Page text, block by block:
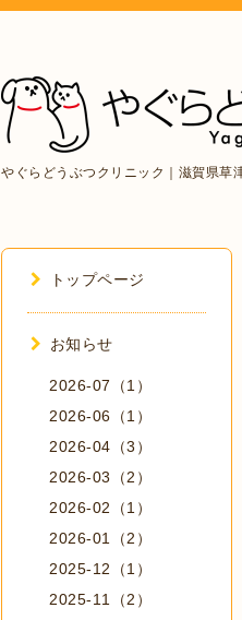
やぐらどうぶつクリニック｜滋賀県草
トップページ
お知らせ
2026-07（1）
2026-06（1）
2026-04（3）
2026-03（2）
2026-02（1）
2026-01（2）
2025-12（1）
2025-11（2）